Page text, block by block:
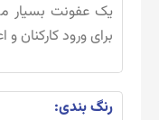
یک عفونت بسیار
برای ورود کارکنان
رنگ بندی: